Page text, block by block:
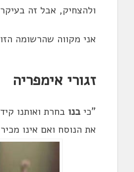
ולהצחיק, אבל זה
אני מקווה שהרשומה
זגורי אימפריה
"כי בנו בחרת ואותנו
את הנוסח ואם אינו